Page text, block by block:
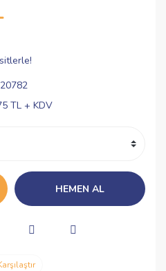
TL + KDV
HEMEN AL